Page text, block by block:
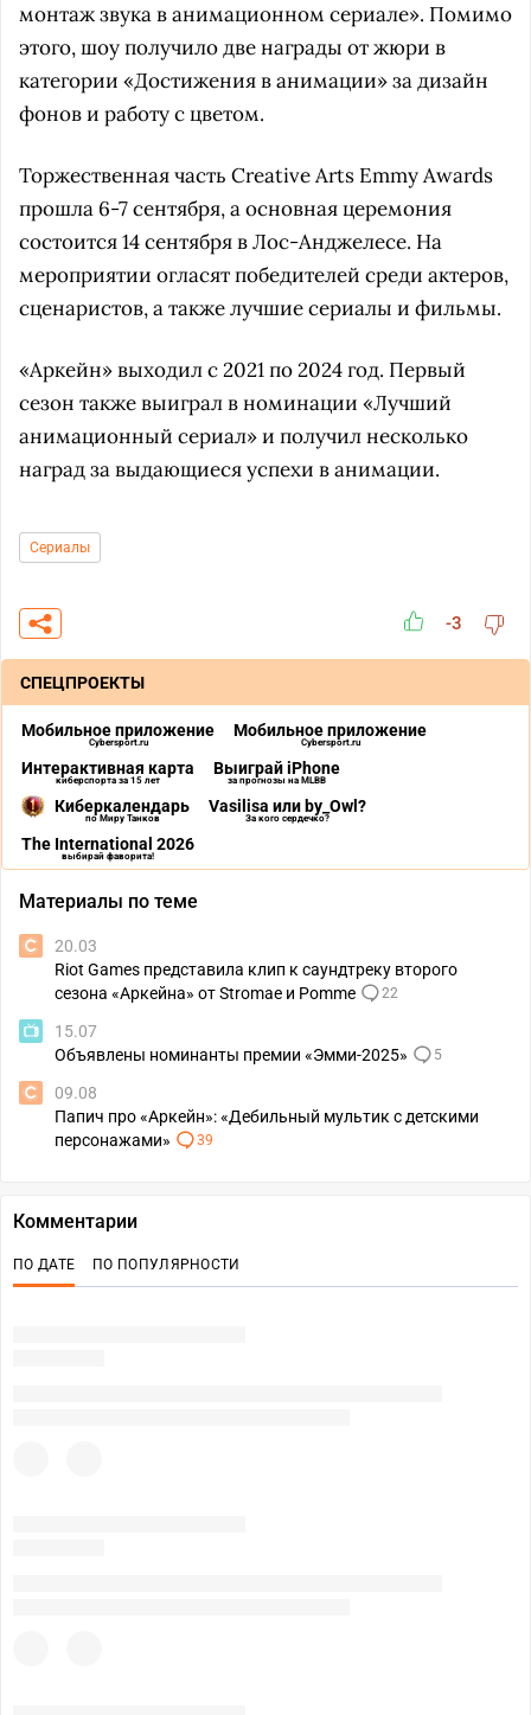
монтаж звука в анимационном сериале». Помимо
этого, шоу получило две награды от жюри в
категории «Достижения в анимации» за дизайн
фонов и работу с цветом.
Торжественная часть Creative Arts Emmy Awards
прошла 6-7 сентября, а основная церемония
состоится 14 сентября в Лос-Анджелесе. На
мероприятии огласят победителей среди актеров,
сценаристов, а также лучшие сериалы и фильмы.
«Аркейн» выходил с 2021 по 2024 год. Первый
сезон также выиграл в номинации «Лучший
анимационный сериал» и получил несколько
наград за выдающиеся успехи в анимации.
Сериалы
-3
СПЕЦПРОЕКТЫ
Мобильное приложение
Cybersport.ru
Мобильное приложение
Cybersport.ru
Интерактивная карта
киберспорта за 15 лет
Выиграй iPhone
за прогнозы на MLBB
Киберкалендарь
по Миру Танков
Vasilisa или by_Owl?
За кого сердечко?
The International 2026
выбирай фаворита!
Материалы по теме
20.03
Riot Games представила клип к саундтреку второго
сезона «Аркейна» от Stromae и Pomme
22
15.07
Объявлены номинанты премии «Эмми-2025»
5
09.08
Папич про «Аркейн»: «Дебильный мультик с детскими
персонажами»
39
Комментарии
ПО ДАТЕ ПО ПОПУЛЯРНОСТИ